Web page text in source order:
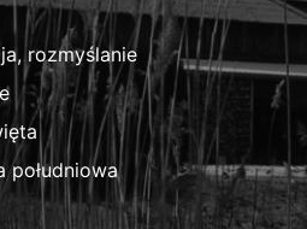
rozmyślanie
południowa